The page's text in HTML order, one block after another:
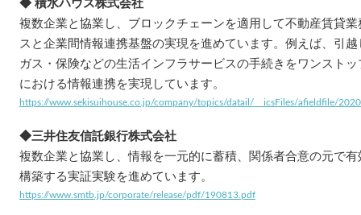
◆ 積水ハウス株式会社
複数企業と協業し、ブロックチェーンを適用して不動産賃貸
スと企業間情報連携基盤の実現を進めています。例えば、引
ガス・保険などの生活インフラサービスの手続きをワンスト
における情報連携を実現しています。
https://www.sekisuihouse.co.jp/company/topics/datail/__icsFiles/afieldfile/
◆三井住友信託銀行株式会社
複数企業と協業し、情報を一元的に蓄積、関係者合意の元で
構築する実証実験を進めています。
https://www.smtb.jp/corporate/release/pdf/190813.pdf